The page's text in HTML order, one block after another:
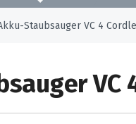
Staubsauger VC 4